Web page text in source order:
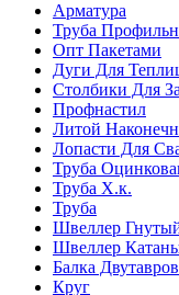
Арматура
Труба
Опт Пакетами
Дуги Для
Столбики Для
Профнастил
Литой
Лопасти Для
Труба
Труба Х.к.
Труба
Швеллер
Швеллер
Балка
Круг